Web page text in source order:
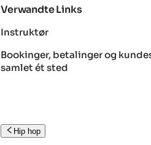
Verwandte Links
Instruktør
Bookinger, betalinger og
samlet ét sted
Hip hop